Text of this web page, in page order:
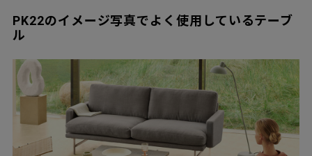
PK22のイメージ写真でよく使用しているテーブ
ル